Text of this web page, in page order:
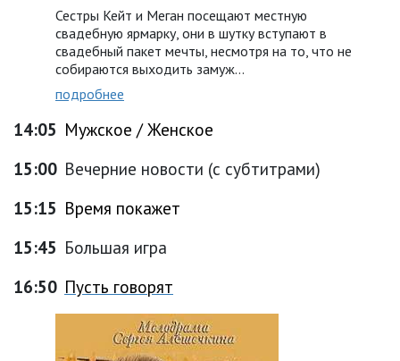
Сестры Кейт и Меган посещают местную
свадебную ярмарку, они в шутку вступают в
свадебный пакет мечты, несмотря на то, что не
собираются выходить замуж…
подробнее
14:05 Мужское / Женское
15:00 Вечерние новости (с субтитрами)
15:15 Время покажет
15:45 Большая игра
16:50 Пусть говорят